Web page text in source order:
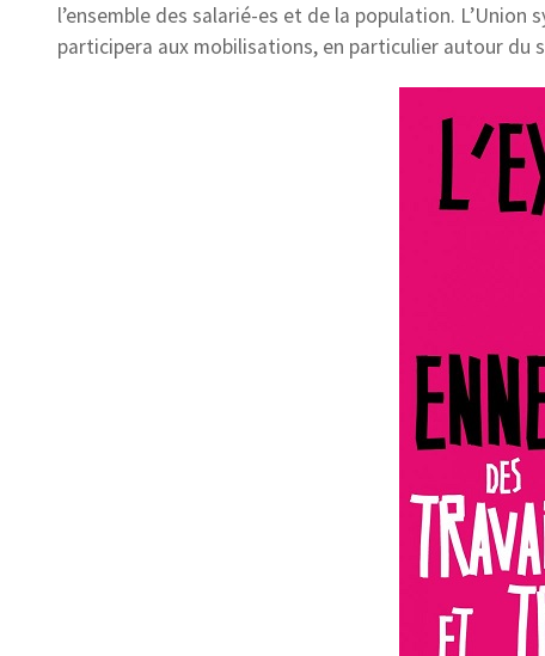
l’ensemble des salarié-es et de la population.
participera aux mobilisations, en particulier autour du